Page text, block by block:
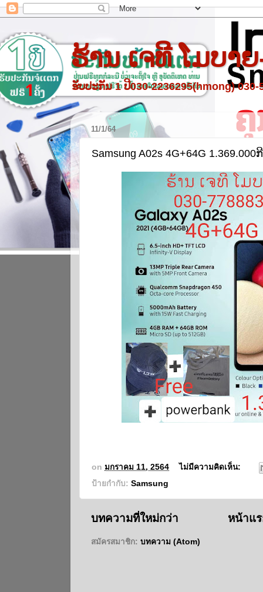
ຮ້ານ ເຈທີ ໂມບາ
ຮັບປະກັນ 1 ປີ030-2236295(hmong) 030-
11/1/64
Samsung A02s 4G+64G 1.369.000
on มกราคม 11, 2564
ไม่มีความคิดเห็น:
ป้ายกำกับ: Samsung
บทความที่ใหม่กว่า หน้าแ
สมัครสมาชิก: บทความ (Atom)